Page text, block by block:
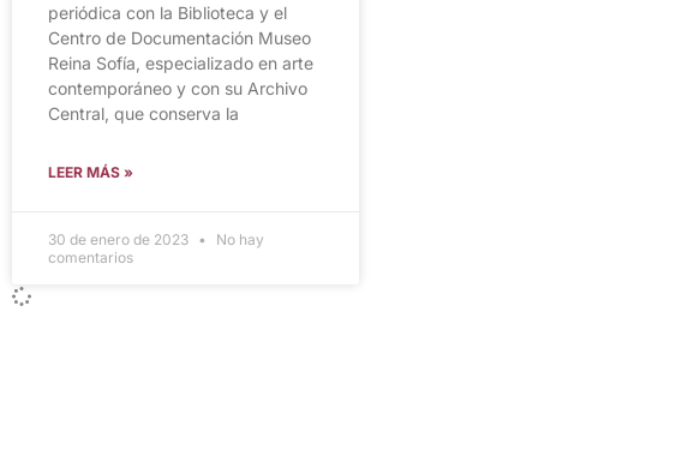
periódica con la Biblioteca y el
Centro de Documentación Museo
Reina Sofía, especializado en arte
contemporáneo y con su Archivo
Central, que conserva la
LEER MÁS »
30 de enero de 2023
No hay
comentarios